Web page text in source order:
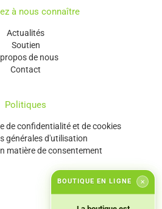
BOUTIQUE EN LIGNE ✕
à nous connaître
Actualités
Soutien
de nous
Contact
Politiques
de confidentialité et de cookies
générales d'utilisation
matière de consentement